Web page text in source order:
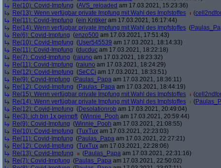
Re(10): Covid-Impfung (AVS_reloaded am 17.03.2021, 15:23:36)
Re(13): Wenn verfügbar private Impfung mit Wahl des Impfstoffes
(
Re(11): Covid-Impfung (ein Kritiker am 17.03.2021, 16:17:44)
Re(14): Wenn verfügbar private Impfung mit Wahl des Impfstoffes (
Re(6): Covid-Impfung (enzo500 am 17.03.2021, 17:51:43)
Re(10): Covid-Impfung (User545539 am 17.03.2021, 18:14:33)
Re(11): Covid-Impfung (ducduc am 17.03.2021, 18:22:18)
Re(7): Covid-Impfung (raiuno am 17.03.2021, 18:23:32)
Re(11): Covid-Impfung (raiuno am 17.03.2021, 18:24:29)
Re(12): Covid-Impfung (SeCCi am 17.03.2021, 18:33:51)
Re(9): Covid-Impfung (Paulas_Papa am 17.03.2021, 18:36:11)
Re(12): Covid-Impfung (Paulas_Papa am 17.03.2021, 18:44:19)
Re(15): Wenn verfügbar private Impfung mit Wahl des Impfstoffes
(
Re(14): Wenn verfügbar private Impfung mit Wahl des Impfstoffes
(
Re(12): Covid-Impfung (Desolationrob am 17.03.2021, 20:49:04)
Re(3): ich bin 1x geimpft (Winnie_Pooh am 17.03.2021, 20:59:44)
Re(9): Covid-Impfung (Winnie_Pooh am 17.03.2021, 21:08:55)
Re(10): Covid-Impfung (TuxTux am 17.03.2021, 22:23:03)
Re(11): Covid-Impfung (Paulas_Papa am 17.03.2021, 22:27:21)
Re(12): Covid-Impfung (TuxTux am 17.03.2021, 22:28:06)
Re(13): Covid-Impfung
(Paulas_Papa am 17.03.2021, 22:31:16)
Re(7): Covid-Impfung (Paulas_Papa am 17.03.2021, 22:50:02)